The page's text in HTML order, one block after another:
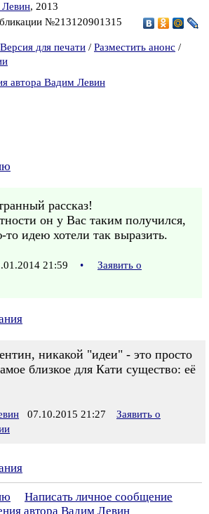
, 2013
№213120901315
Версия для печати / Разместить анонс /
автора Вадим Левин
рассказ!
он у Вас таким получился,
идею хотели так выразить.
21:59 •
Заявить о
никакой "идеи" - это просто
близкое для Кати существо: её
07.10.2015 21:27
Заявить о
Написать личное сообщение
автора Вадим Левин